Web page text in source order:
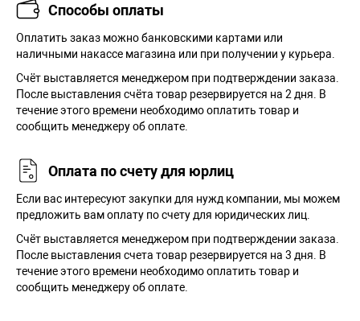
Способы оплаты
Оплатить заказ можно банковскими картами или
наличными накассе магазина или при получении у курьера.
Cчёт выставляется менеджером при подтверждении заказа.
После выставления счёта товар резервируется на 2 дня. В
течение этого времени необходимо оплатить товар и
сообщить менеджеру об оплате.
Оплата по счету для юрлиц
Если вас интересуют закупки для нужд компании, мы можем
предложить вам оплату по счету для юридических лиц.
Счёт выставляется менеджером при подтверждении заказа.
После выставления счета товар резервируется на 3 дня. В
течение этого времени необходимо оплатить товар и
сообщить менеджеру об оплате.